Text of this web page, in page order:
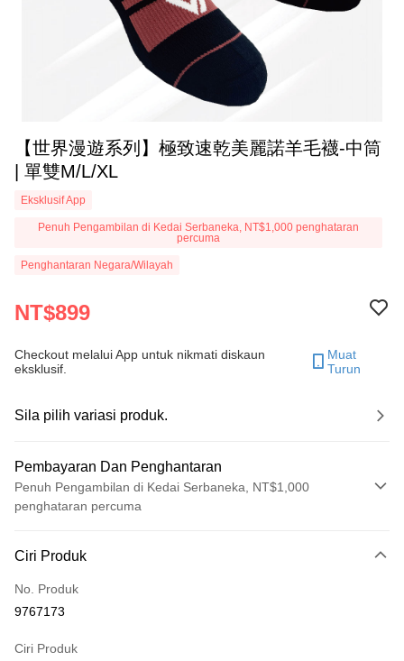
【世界漫遊系列】極致速乾美麗諾羊毛襪-中筒
| 單雙M/L/XL
Eksklusif App
Penuh Pengambilan di Kedai Serbaneka, NT$1,000 penghataran
percuma
Penghantaran Negara/Wilayah
NT$899
Checkout melalui App untuk nikmati diskaun
eksklusif.
Muat
Turun
Sila pilih variasi produk.
Pembayaran Dan Penghantaran
Penuh Pengambilan di Kedai Serbaneka, NT$1,000
penghataran percuma
Kad Kredit (Bayaran Penuh)
Ansuran Kad Kredit
Taiwan Cooperative Bank
6 ansuran pada kadar faedah 0,
Ciri Produk
No. Produk
9767173
Ciri Produk